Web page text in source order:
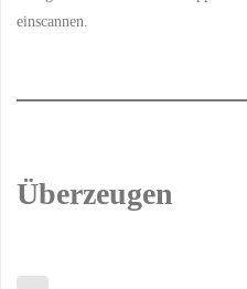
einscannen.
Überzeugen